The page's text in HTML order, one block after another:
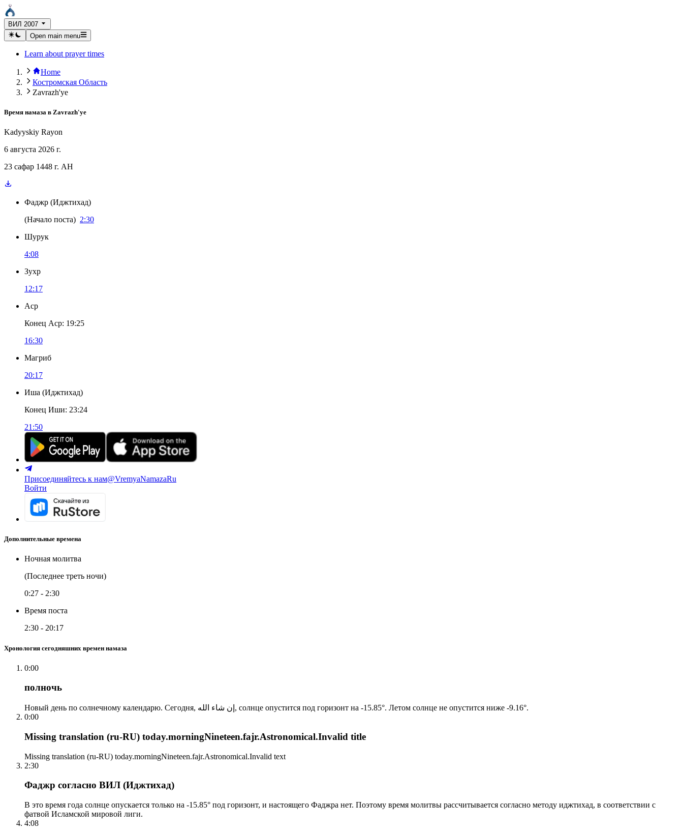
ВИЛ 2007
Open main menu
Learn about prayer times
Home
Костромская Область
Zavrazh'ye
Время намаза в Zavrazh'ye
Kadyyskiy Rayon
6 августа 2026 г.
23 сафар 1448 г. AH
Фаджр (Иджтихад)
(Начало поста) 2:30
Шурук
4:08
Зухр
12:17
Аср
Конец Аср: 19:25
16:30
Магриб
20:17
Иша (Иджтихад)
Конец Иши: 23:24
21:50
Присоединяйтесь к нам@VremyaNamazaRu
Войти
Дополнительные времена
Ночная молитва
(Последнее треть ночи)
0:27 - 2:30
Время поста
2:30 - 20:17
Хронология сегодняшних времен намаза
0:00
полночь
Новый день по солнечному календарю. Сегодня, إن شاء الله, солнце опустится под горизонт на -15.85°. Летом солнце не опустится ниже -9.16°.
0:00
Missing translation (ru-RU) today.morningNineteen.fajr.Astronomical.Invalid title
Missing translation (ru-RU) today.morningNineteen.fajr.Astronomical.Invalid text
2:30
Фаджр согласно ВИЛ (Иджтихад)
В это время года солнце опускается только на -15.85° под горизонт, и настоящего Фаджра нет. Поэтому время молитвы рассчитывается согласно методу иджтихад, в соответствии с
фатвой Исламской мировой лиги.
4:08